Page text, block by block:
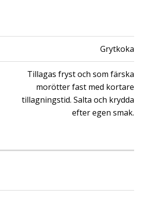
Grytkoka
Tillagas fryst och som färska
morötter fast med kortare
tillagningstid. Salta och krydda
efter egen smak.